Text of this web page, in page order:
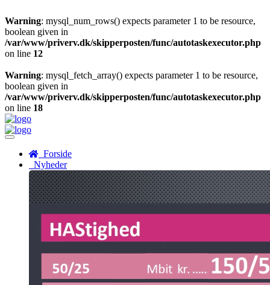
Warning: mysql_num_rows() expects parameter 1 to be resource,
boolean given in
/var/www/priverv.dk/skipperposten/func/autotaskexecutor.php
on line 12
Warning: mysql_fetch_array() expects parameter 1 to be resource,
boolean given in
/var/www/priverv.dk/skipperposten/func/autotaskexecutor.php
on line 18
Menu
Forside
Nyheder